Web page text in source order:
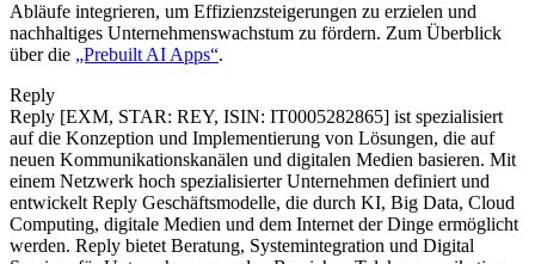
Abläufe integrieren, um Effizienzsteigerungen zu erzielen und
nachhaltiges Unternehmenswachstum zu fördern. Zum Überblick
über die „Prebuilt AI Apps“.
Reply
Reply [EXM, STAR: REY, ISIN: IT0005282865] ist spezialisiert
auf die Konzeption und Implementierung von Lösungen, die auf
neuen Kommunikationskanälen und digitalen Medien basieren. Mit
einem Netzwerk hoch spezialisierter Unternehmen definiert und
entwickelt Reply Geschäftsmodelle, die durch KI, Big Data, Cloud
Computing, digitale Medien und dem Internet der Dinge ermöglicht
werden. Reply bietet Beratung, Systemintegration und Digital